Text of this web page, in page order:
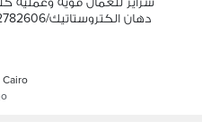
دهان الكتروستاتيك/0101002782606
Cairo